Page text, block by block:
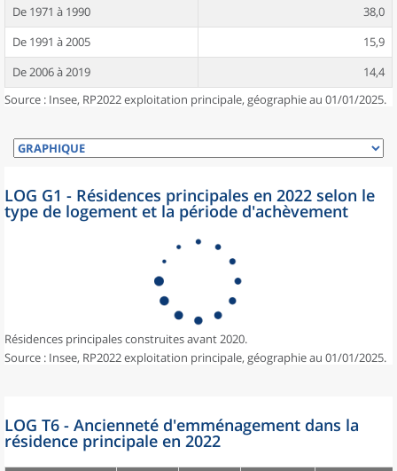
De 1971 à 1990
38,0
De 1991 à 2005
15,9
De 2006 à 2019
14,4
Source : Insee, RP2022 exploitation principale, géographie au 01/01/2025.
LOG G1 - Résidences principales en 2022 selon le
type de logement et la période d'achèvement
Résidences principales construites avant 2020.
Source : Insee, RP2022 exploitation principale, géographie au 01/01/2025.
LOG T6 - Ancienneté d'emménagement dans la
résidence principale en 2022